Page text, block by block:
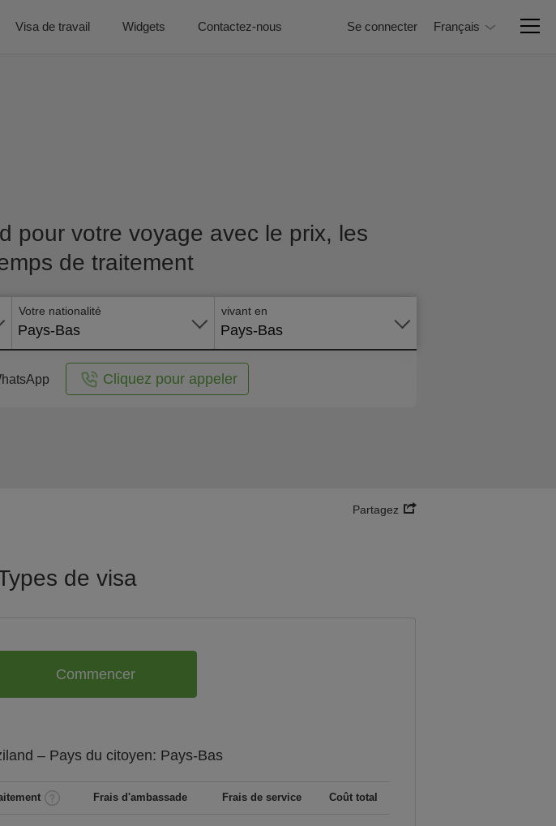
Visa de travail Widgets Contactez-nous Se connecter Français
pour votre voyage avec le prix, les
de traitement
Votre nationalité
Pays-Bas
vivant en
Pays-Bas
Cliquez pour appeler
Partagez
de visa
Commencer
– Pays du citoyen: Pays-Bas
Frais d'ambassade Frais de service Coût total